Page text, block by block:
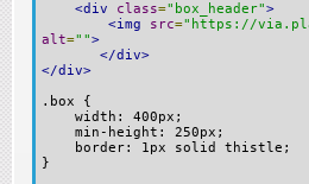
<div
class="box_header">
<img
src="https://
alt="">
</div>
</div>
.box {
width: 400px;
min-height: 250px;
border: 1px solid thistle;
}